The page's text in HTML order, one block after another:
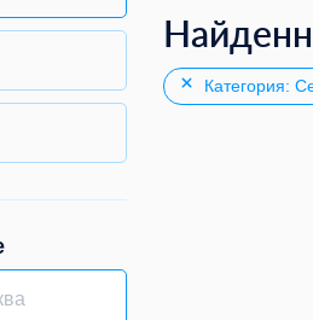
Категория: